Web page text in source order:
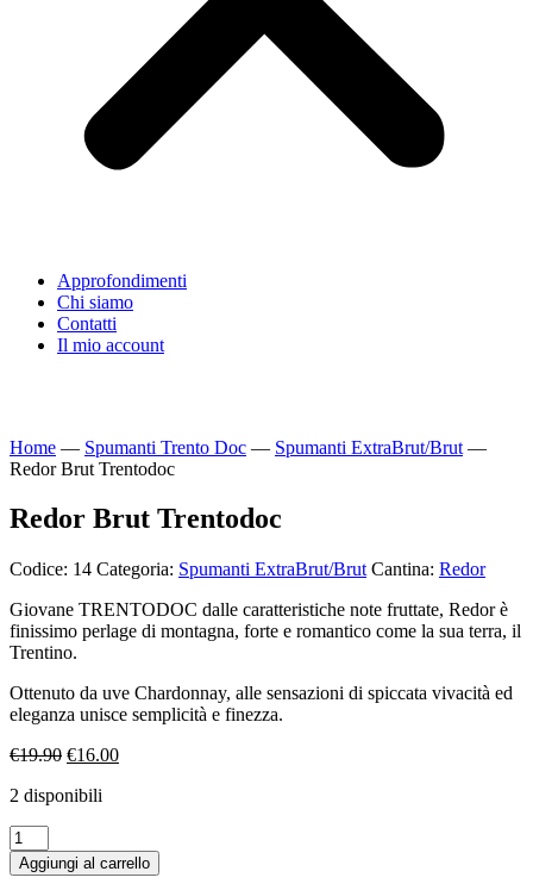
Approfondimenti
Chi siamo
Contatti
Il mio account
Home — Spumanti Trento Doc — Spumanti ExtraBrut/Brut —
Redor Brut Trentodoc
Redor Brut Trentodoc
Codice: 14 Categoria: Spumanti ExtraBrut/Brut Cantina: Redor
Giovane TRENTODOC dalle caratteristiche note fruttate, Redor è
finissimo perlage di montagna, forte e romantico come la sua terra, il
Trentino.
Ottenuto da uve Chardonnay, alle sensazioni di spiccata vivacità ed
eleganza unisce semplicità e finezza.
€19.90 Il
originale
€16.00Il
2 disponibili
Redor
Brut
Trentodoc
Aggiungi al carrello